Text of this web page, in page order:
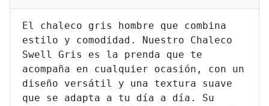
El chaleco gris hombre que combina
estilo y comodidad. Nuestro Chaleco
Swell Gris es la prenda que te
acompaña en cualquier ocasión, con un
diseño versátil y una textura suave
que se adapta a tu día a día. Su